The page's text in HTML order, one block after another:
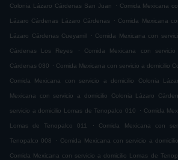
Colonia Lázaro Cárdenas San Juan . Comida Mexicana
Lázaro Cárdenas Lázaro Cárdenas . Comida Mexicana
Lázaro Cárdenas Cueyamil . Comida Mexicana con
Cárdenas Los Reyes . Comida Mexicana con
Cárdenas 030 . Comida Mexicana con servicio a domicilio
Comida Mexicana con servicio a domicilio Colonia
Mexicana con servicio a domicilio Colonia Lázaro
servicio a domicilio Lomas de Tenopalco 010 . Comida
Lomas de Tenopalco 011 . Comida Mexicana con
Tenopalco 008 . Comida Mexicana con servicio a
Comida Mexicana con servicio a domicilio Lomas de